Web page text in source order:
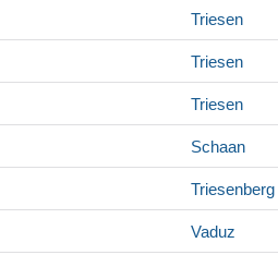
Triesen
Triesen
Triesen
Schaan
Triesenberg
Vaduz